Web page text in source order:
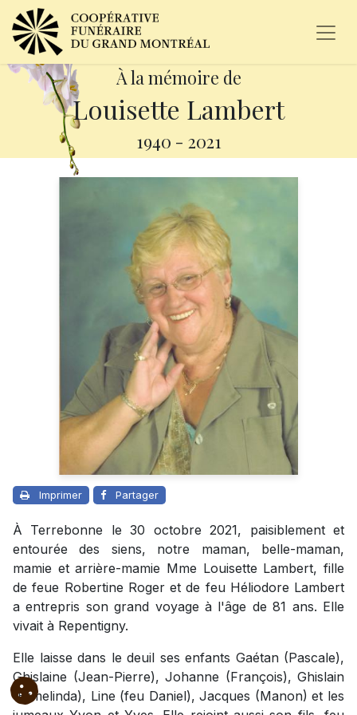
À la mémoire de
Louisette Lambert
1940 - 2021
Imprimer Partager
À Terrebonne le 30 octobre 2021, paisiblement et
entourée des siens, notre maman, belle-maman,
mamie et arrière-mamie Mme Louisette Lambert, fille
de feue Robertine Roger et de feu Héliodore Lambert
a entrepris son grand voyage à l'âge de 81 ans. Elle
vivait à Repentigny.
Elle laisse dans le deuil ses enfants Gaétan (Pascale),
Ghislaine (Jean-Pierre), Johanne (François), Ghislain
(Ermelinda), Line (feu Daniel), Jacques (Manon) et les